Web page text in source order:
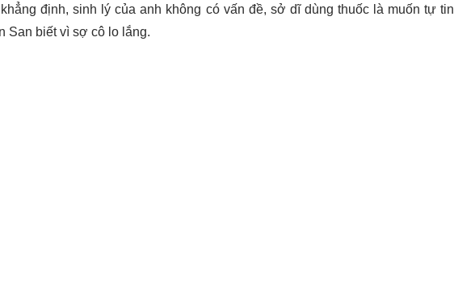
định, sinh lý của anh không có vấn đề, sở dĩ dùng thuốc là muốn tự tin
San biết vì sợ cô lo lắng.